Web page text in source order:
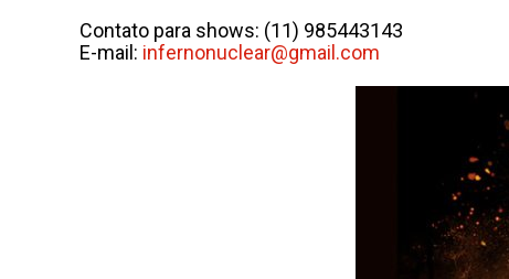
Contato para shows: (11) 985443143
E-mail: infernonuclear@gmail.com